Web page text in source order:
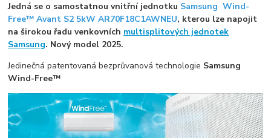
Jedná se o samostatnou vnitřní jednotku Samsung Wind-
Free™ Avant S2 5kW AR70F18C1AWNEU, kterou lze napojit
na širokou řadu venkovních multisplitových jednotek
Samsung. Nový model 2025.
Jedinečná patentovaná bezprůvanová technologie Samsung
Wind-Free™